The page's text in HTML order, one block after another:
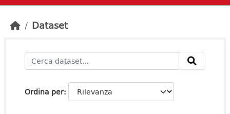
Dataset
Ordina per